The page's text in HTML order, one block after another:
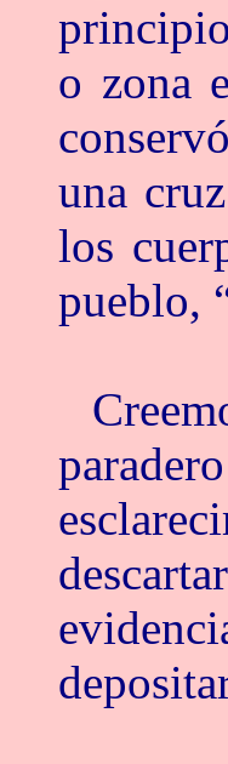
o zona
una
los
pueblo,